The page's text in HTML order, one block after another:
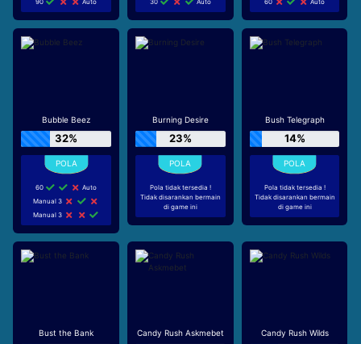
Bubble Beez
32%
60
Auto
Manual 3
Manual 3
Burning Desire
23%
Pola tidak tersedia !
Tidak disarankan bermain
di game ini
Bush Telegraph
14%
Pola tidak tersedia !
Tidak disarankan bermain
di game ini
Bust the Bank Candy Rush Askmebet Candy Rush Wilds